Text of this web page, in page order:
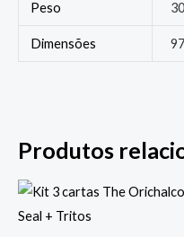
Peso
Dimensões
Produtos